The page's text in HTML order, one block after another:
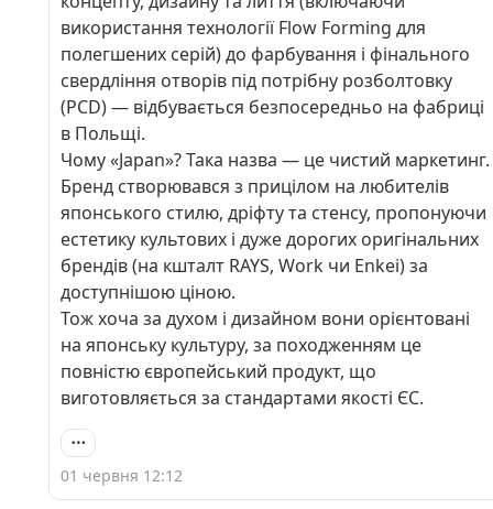
використання технології Flow Forming для
полегшених серій) до фарбування і фінального
свердління отворів під потрібну розболтовку
(PCD) — відбувається безпосередньо на фабриці
в Польщі.
Чому «Japan»? Така назва — це чистий маркетинг.
Бренд створювався з прицілом на любителів
японського стилю, дріфту та стенсу, пропонуючи
естетику культових і дуже дорогих оригінальних
брендів (на кшталт RAYS, Work чи Enkei) за
доступнішою ціною.
Тож хоча за духом і дизайном вони орієнтовані
на японську культуру, за походженням це
повністю європейський продукт, що
виготовляється за стандартами якості ЄС.
01 червня 12:12